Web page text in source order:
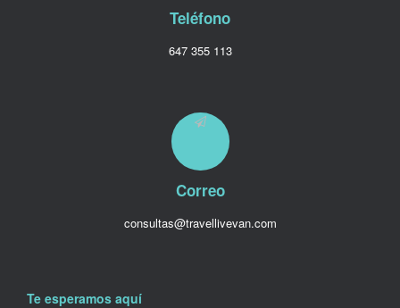
Teléfono
647 355 113
Correo
consultas@travellivevan.com
Te esperamos aquí